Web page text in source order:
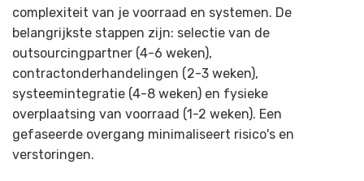
complexiteit van je voorraad en systemen. De
belangrijkste stappen zijn: selectie van de
outsourcingpartner (4-6 weken),
contractonderhandelingen (2-3 weken),
systeemintegratie (4-8 weken) en fysieke
overplaatsing van voorraad (1-2 weken). Een
gefaseerde overgang minimaliseert risico's en
verstoringen.